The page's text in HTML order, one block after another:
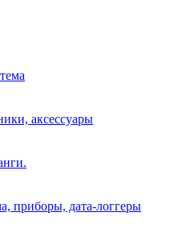
аксессуары
приборы, дата-логгеры